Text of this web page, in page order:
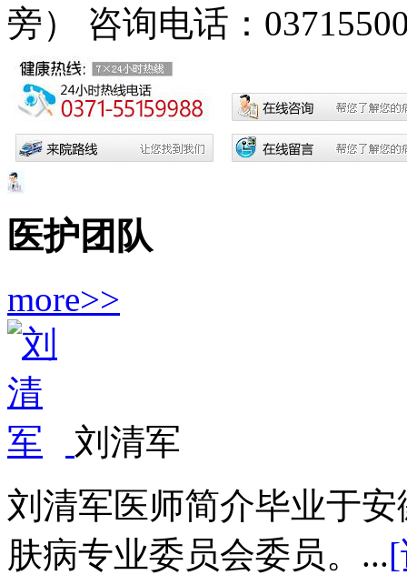
旁） 咨询电话：
医护团队
more>>
刘清军
刘清军医师简介毕业于
肤病专业委员会委员。...